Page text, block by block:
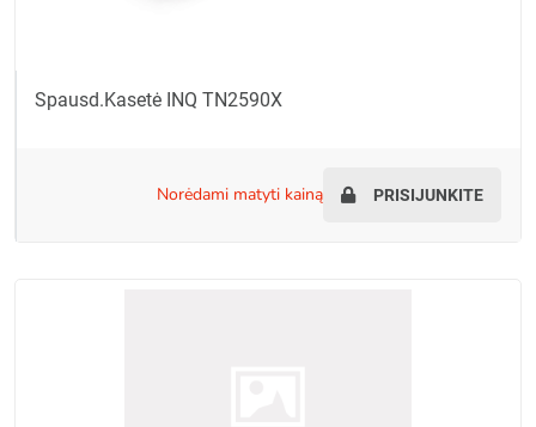
Spausd.kasetė INQ TN2590X
norėdami matyti kainą PRISIJUNKITE